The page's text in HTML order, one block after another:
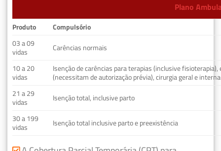
Plano
Produto
Compulsório
03 a 09
vidas
Carências normais
10 a 20
vidas
Isenção de carências para terapias (inclusive fisioterapia),
(necessitam de autorização prévia), cirurgia geral e
21 a 29
vidas
Isenção total, inclusive parto
30 a 199
vidas
Isenção total inclusive parto e preexistência